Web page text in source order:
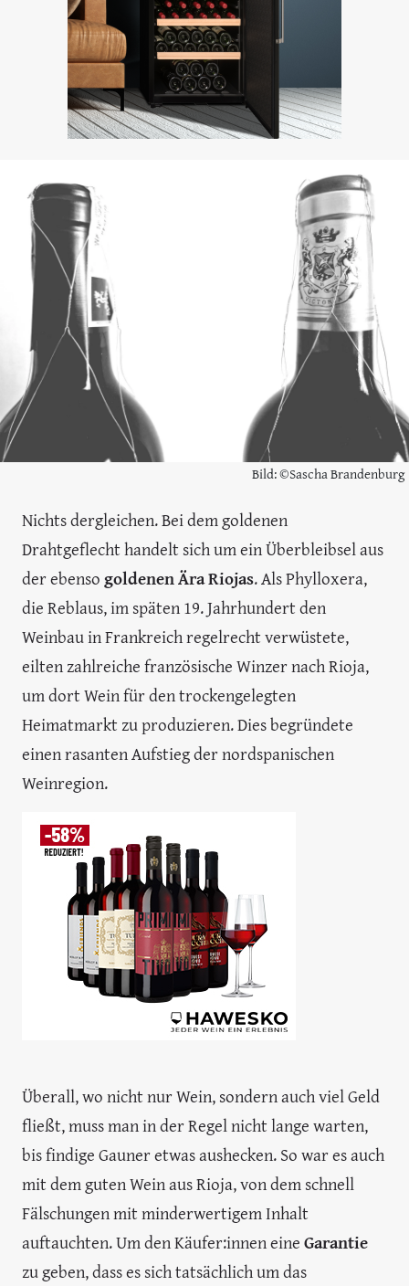
Bild: ©Sascha Brandenburg
Nichts dergleichen. Bei dem goldenen
Drahtgeflecht handelt sich um ein Überbleibsel aus
der ebensogoldenen Ära Riojas. Als Phylloxera,
die Reblaus, im späten 19. Jahrhundert den
Weinbau in Frankreich regelrecht verwüstete,
eilten zahlreiche französische Winzer nach Rioja,
um dort Wein für den trockengelegten
Heimatmarkt zu produzieren. Dies begründete
einen rasanten Aufstieg der nordspanischen
Weinregion.
Überall, wo nicht nur Wein, sondern auch viel Geld
fließt, muss man in der Regel nicht lange warten,
bis findige Gauner etwas aushecken. So war es auch
mit dem guten Wein aus Rioja, von dem schnell
Fälschungen mit minderwertigem Inhalt
auftauchten. Um den Käufer:innen eineGarantie
zu geben, dass es sich tatsächlich um das